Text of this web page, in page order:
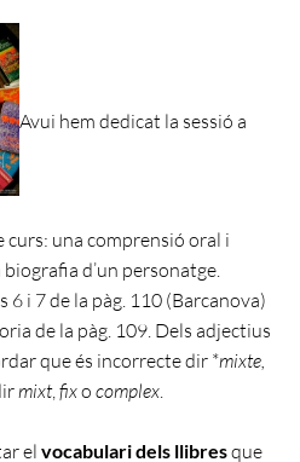
Avui hem dedicat la sessió a
curs: una comprensió oral i
d’un personatge.
6 i 7 de la pàg. 110 (Barcanova)
de la pàg. 109. Dels adjectius
que és incorrecte dir *mixte,
mixt,fixo complex.
el vocabulari dels llibresque